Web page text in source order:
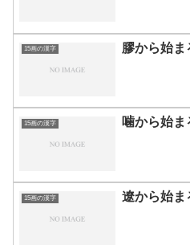
15画の漢字 膠から始ま
15画の漢字 噛から始ま
15画の漢字 遼から始ま